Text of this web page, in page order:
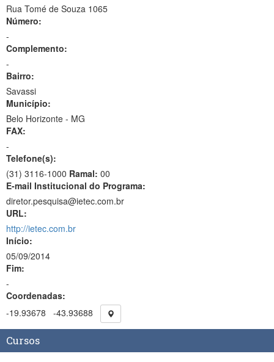
Rua Tomé de Souza 1065
Número:
-
Complemento:
-
Bairro:
Savassi
Município:
Belo Horizonte - MG
FAX:
-
Telefone(s):
(31) 3116-1000 Ramal: 00
E-mail Institucional do Programa:
diretor.pesquisa@ietec.com.br
URL:
http://ietec.com.br
Início:
05/09/2014
Fim:
-
Coordenadas:
-19.93678
-43.93688
Cursos